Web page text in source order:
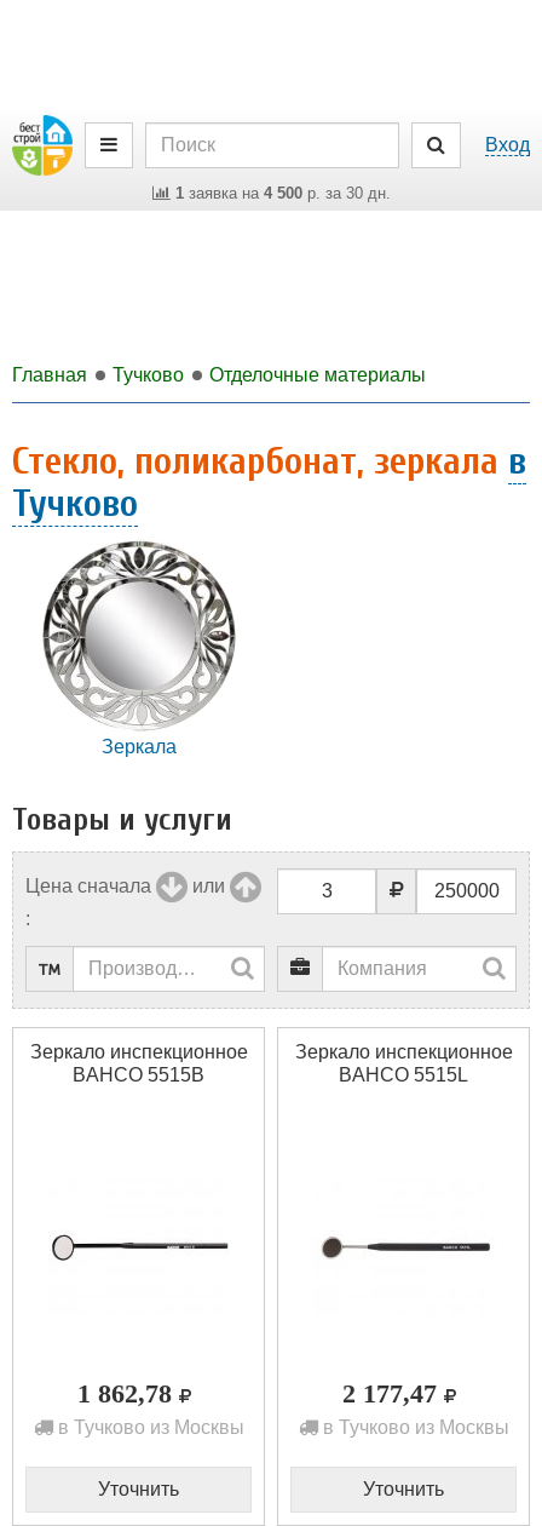
Вход
1заявка на 4 500р. за 30 дн.
Главная Тучково Отделочные материалы
Стекло, поликарбонат, зеркала в
Тучково
Зеркала
Товары и услуги
Цена сначала
или
:
Зеркало инспекционное
BAHCO 5515B
1 862,78
в Тучково из Москвы
Уточнить
Зеркало инспекционное
BAHCO 5515L
2 177,47
в Тучково из Москвы
Уточнить